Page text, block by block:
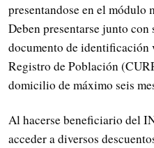
presentandose en el módulo
Deben presentarse junto
documento de identificación
Registro de Población
domicilio de máximo seis
Al hacerse beneficiario del
acceder a diversos